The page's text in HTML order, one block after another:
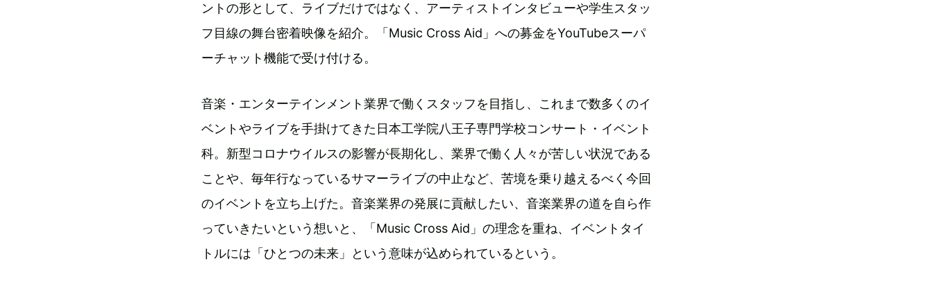
ントの形として、ライブだけではなく、アーティストインタビューや学生スタッ
フ目線の舞台密着映像を紹介。「Music Cross Aid」への募金をYouTubeスーパ
ーチャット機能で受け付ける。
音楽・エンターテインメント業界で働くスタッフを目指し、これまで数多くのイ
ベントやライブを手掛けてきた日本工学院八王子専門学校コンサート・イベント
科。新型コロナウイルスの影響が長期化し、業界で働く人々が苦しい状況である
ことや、毎年行なっているサマーライブの中止など、苦境を乗り越えるべく今回
のイベントを立ち上げた。音楽業界の発展に貢献したい、音楽業界の道を自ら作
っていきたいという想いと、「Music Cross Aid」の理念を重ね、イベントタイ
トルには「ひとつの未来」という意味が込められているという。